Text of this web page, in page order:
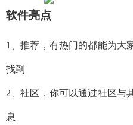
软件亮点
1、推荐，有热门的都能为大
找到
2、社区，你可以通过社区与
息